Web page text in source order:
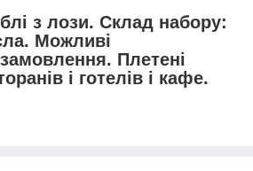
з лози. Склад набору:
Можливі
Плетені
і готелів і кафе.